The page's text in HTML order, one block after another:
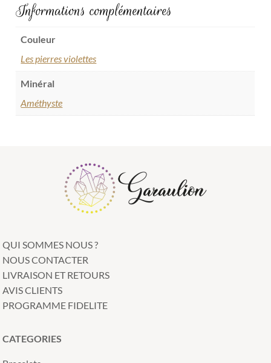
Informations complémentaires
Couleur
Les pierres violettes
Minéral
Améthyste
QUI SOMMES NOUS ?
NOUS CONTACTER
LIVRAISON ET RETOURS
AVIS CLIENTS
PROGRAMME FIDELITE
CATEGORIES